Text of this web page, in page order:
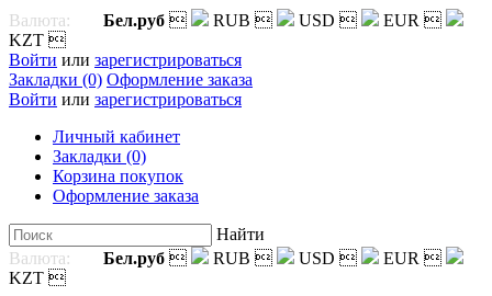
Валюта: Бел.руб  RUB  USD  EUR 
KZT 
Войти или зарегистрироваться
Закладки (0) Оформление заказа
Войти или зарегистрироваться
Личный кабинет
Закладки (0)
Корзина покупок
Оформление заказа
Найти
Валюта:
Бел.руб  RUB  USD  EUR 
KZT 